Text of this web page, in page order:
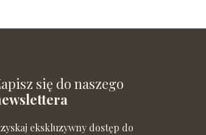
się do naszego
ekskluzywny dostęp do